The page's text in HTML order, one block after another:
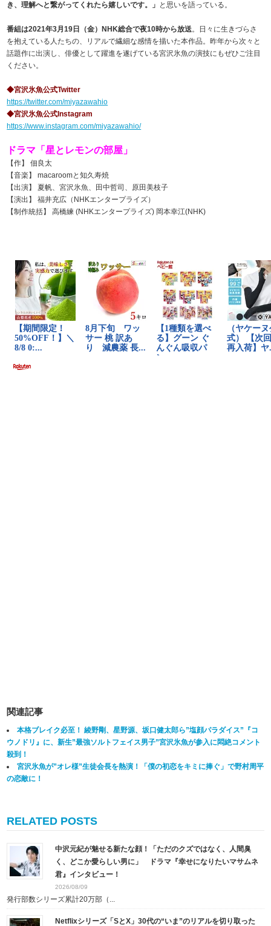
き、理解へと繋がってくれたら嬉しいです。」 と思いを語っている。
番組は2021年3月19日（金）NHK総合で夜10時から放送。日々に生きづらさ
を抱えている人たちの、リアルで繊細な感情を描いた本作品。昨年から次々と
話題作に出演し、俳優として躍進を遂げている宮沢氷魚の演技にもぜひご注目
ください。
◆宮沢氷魚公式Twitter
https://twitter.com/miyazawahio
◆宮沢氷魚公式Instagram
https://www.instagram.com/miyazawahio/
ドラマ「星とレモンの部屋」
【作】 佃良太
【音楽】 macaroomと知久寿焼
【出演】 夏帆、宮沢氷魚、田中哲司、原田美枝子
【演出】 福井充広（NHKエンタープライズ）
【制作統括】 高橋練 (NHKエンタープライズ) 岡本幸江(NHK)
関連記事
本格ブレイク必至！ 綾野剛、星野源、坂口健太郎ら”塩顔パラダイス”『コ
ウノドリ』に、新生”最強ソルトフェイス男子”宮沢氷魚が参入に悶絶コメント
殺到！
宮沢氷魚が”オレ様”生徒会長を熱演！「僕の初恋をキミに捧ぐ」で野村周平
の恋敵に！
RELATED POSTS
中沢元紀が魅せる新たな顔！「ただのクズではなく、人間臭
く、どこか愛らしい男に」 ドラマ『幸せになりたいマサムネ
君』インタビュー！
2026/08/09
発行部数シリーズ累計20万部（...
Netflixシリーズ「SとX」30代の“いま”のリアルを切り取った